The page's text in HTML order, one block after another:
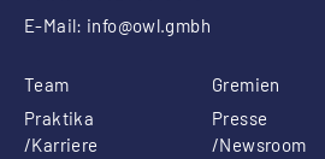
E-Mail: info@owl.gmbh
Team
Gremien
Praktika
/Karriere
Presse
/Newsroom